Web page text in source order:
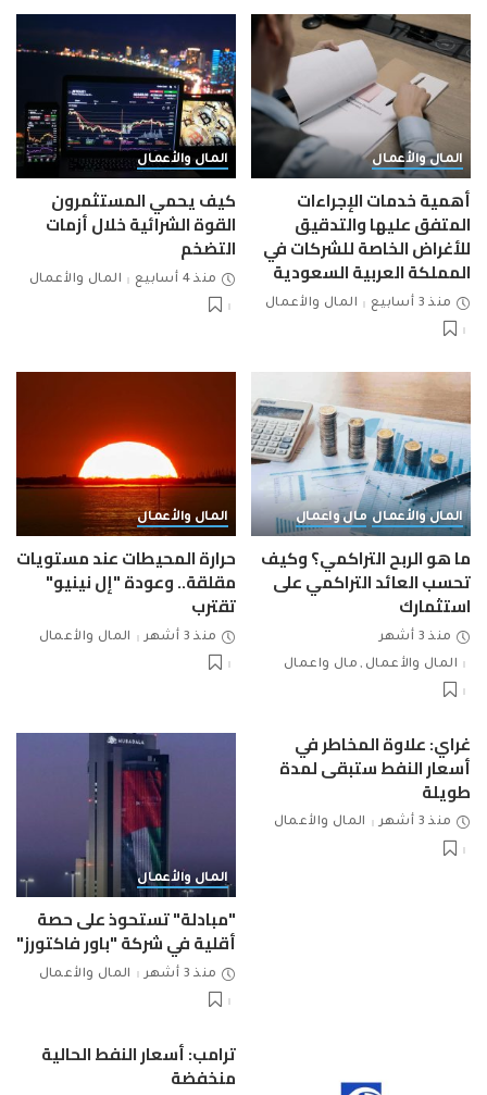
المال والأعمال
أهمية خدمات الإجراءات
المتفق عليها والتدقيق
للأغراض الخاصة للشركات في
المملكة العربية السعودية
منذ 3 أسابيع المال والأعمال
المال والأعمال
كيف يحمي المستثمرون
القوة الشرائية خلال أزمات
التضخم
منذ 4 أسابيع المال والأعمال
المال والأعمال مال واعمال
ما هو الربح التراكمي؟ وكيف
تحسب العائد التراكمي على
استثمارك
منذ 3 أشهر
المال والأعمال
مال واعمال
المال والأعمال
حرارة المحيطات عند مستويات
مقلقة.. وعودة "إل نينيو"
تقترب
منذ 3 أشهر المال والأعمال
غراي: علاوة المخاطر في
أسعار النفط ستبقى لمدة
طويلة
منذ 3 أشهر المال والأعمال
المال والأعمال
"مبادلة" تستحوذ على حصة
أقلية في شركة "باور فاكتورز"
منذ 3 أشهر المال والأعمال
ترامب: أسعار النفط الحالية
منخفضة